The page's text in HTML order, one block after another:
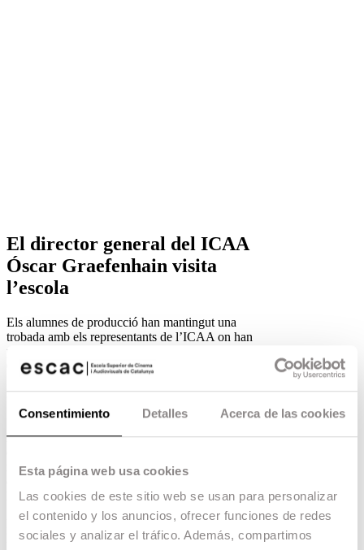
Consentimiento Detalles Acerca de las cookies
Esta página web usa cookies
Las cookies de este sitio web se usan para personalizar
el contenido y los anuncios, ofrecer funciones de redes
sociales y analizar el tráfico. Además, compartimos
El director general del ICAA
Óscar Graefenhain visita
l’escola
Els alumnes de producció han mantingut una
trobada amb els representants de l’ICAA on han
pogut conèixer les novetats que s’estan impulsant.
06.04.18 -Escola,Escac Studio
El director general de l’ICAA,Óscar
Graefenhaini el subdirector general de
Promoció i Relacions Internacionals,
Jacobo
Martín, han visitat l’ESCAC per tal de conèixer
nostre model educatiu i algunes de les iniciatives
d’ESCAC com Cine Base i el Programa Òpera
Prima.
Els alumnes de producció i els participants en
l’anterior edició d’Òpera Prima han mantingut